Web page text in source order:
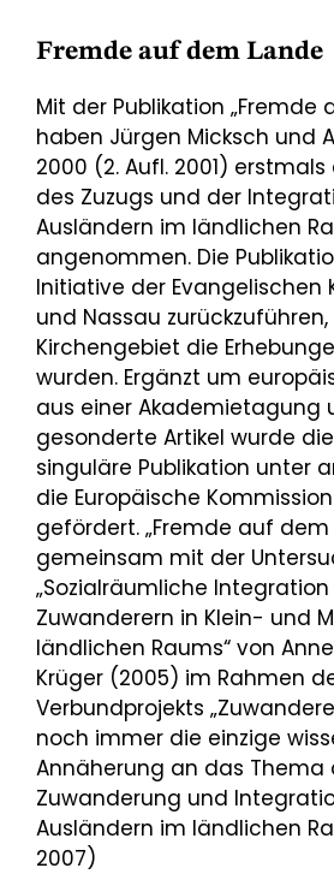
Fremde auf dem Lande
Mit der Publikation „Fremde
haben Jürgen Micksch und
2000 (2. Aufl. 2001)
des Zuzugs und der
Ausländern im ländlichen
angenommen. Die
Initiative der Evangelischen
und Nassau
Kirchengebiet die
wurden. Ergänzt um
aus einer Akademietagung
gesonderte Artikel wurde
singuläre Publikation unter
die Europäische
gefördert. „Fremde auf dem
gemeinsam mit der
„Sozialräumliche
Zuwanderern in Klein- und
ländlichen Raums“ von
Krüger (2005) im Rahmen
Verbundprojekts
noch immer die einzige
Annäherung an das Thema
Zuwanderung und
Ausländern im ländlichen
2007)